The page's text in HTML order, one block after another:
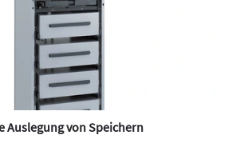
Auslegung von Speichern